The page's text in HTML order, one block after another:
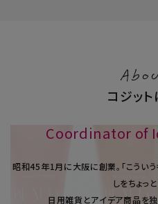
コジッ
Coordinator of
昭和45年1⽉に大阪に創業。「こうい
しをちょっ
日用雑貨とアイデア商品を